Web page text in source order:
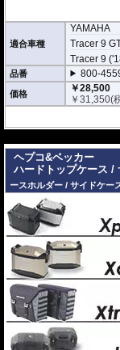
適合車種
YAMAHA
Tracer 9
Tracer 9
品番 800-
価格
￥28,500
￥31,350(
ヘプコ&ベッカー
ハードトップケース /
ースホルダー / サイドケー